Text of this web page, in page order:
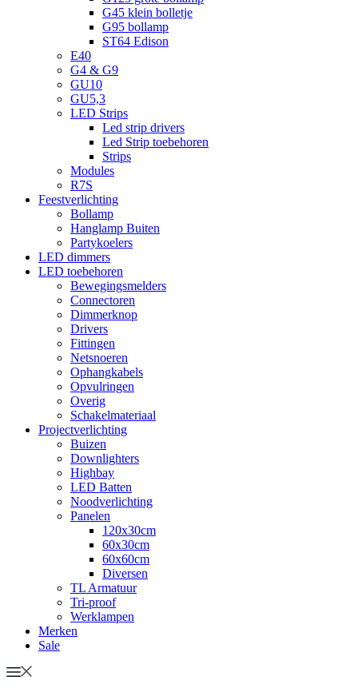
G45 klein bolletje
G95 bollamp
ST64 Edison
E40
G4 & G9
GU10
GU5,3
LED Strips
Led strip drivers
Led Strip toebehoren
Strips
Modules
R7S
Feestverlichting
Bollamp
Hanglamp Buiten
Partykoelers
LED dimmers
LED toebehoren
Bewegingsmelders
Connectoren
Dimmerknop
Drivers
Fittingen
Netsnoeren
Ophangkabels
Opvulringen
Overig
Schakelmateriaal
Projectverlichting
Buizen
Downlighters
Highbay
LED Batten
Noodverlichting
Panelen
120x30cm
60x30cm
60x60cm
Diversen
TL Armatuur
Tri-proof
Werklampen
Merken
Sale